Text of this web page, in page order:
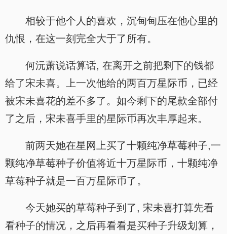
相较于他个人的喜欢，沉甸甸压在他心里的
仇恨，在这一刻完全大于了所有。
何沅萧说话算话, 在离开之前把剩下的钱都
给了宋未喜。上一次他给的两百万星际币，已经
被宋未喜花的差不多了。如今剩下的尾款全部付
了之后，宋未喜手里的星际币再次丰厚起来。
前两天她在星网上买了十颗纯净草莓种子,一
颗纯净草莓种子价值将近十万星际币，十颗纯净
草莓种子就是一百万星际币了。
今天她买的草莓种子到了, 宋未喜打算先看
看种子的情况，之后再看看是买种子升级划算，